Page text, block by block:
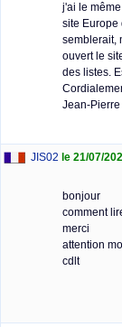
j'ai le
site Europe
semblerait,
ouvert le
des listes.
Jean-Pierre
JIS02 le 21/07/
bonjour
comment
merci
attention
cdlt